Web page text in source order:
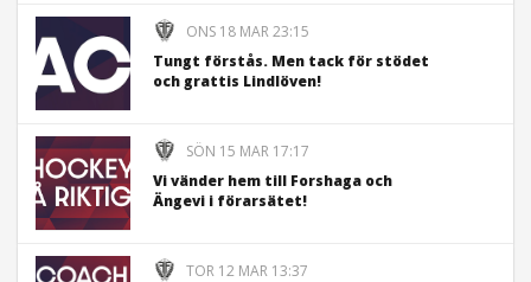
ONS 18 MAR 23:15
Tungt förstås. Men tack för stödet
och grattis Lindlöven!
SÖN 15 MAR 17:17
Vi vänder hem till Forshaga och
Ängevi i förarsätet!
TOR 12 MAR 13:37